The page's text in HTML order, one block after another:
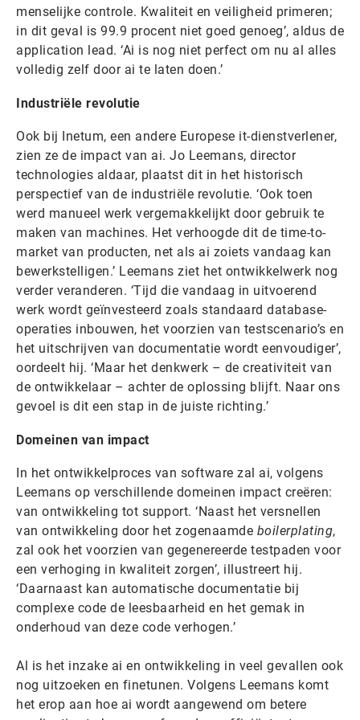
menselijke controle. Kwaliteit en veiligheid primeren;
in dit geval is 99.9 procent niet goed genoeg’, aldus de
application lead. ‘Ai is nog niet perfect om nu al alles
volledig zelf door ai te laten doen.’
Industriële revolutie
Ook bij Inetum, een andere Europese it-dienstverlener,
zien ze de impact van ai. Jo Leemans, director
technologies aldaar, plaatst dit in het historisch
perspectief van de industriële revolutie. ‘Ook toen
werd manueel werk vergemakkelijkt door gebruik te
maken van machines. Het verhoogde dit de time-to-
market van producten, net als ai zoiets vandaag kan
bewerkstelligen.’ Leemans ziet het ontwikkelwerk nog
verder veranderen. ‘Tijd die vandaag in uitvoerend
werk wordt geïnvesteerd zoals standaard database-
operaties inbouwen, het voorzien van testscenario’s en
het uitschrijven van documentatie wordt eenvoudiger’,
oordeelt hij. ‘Maar het denkwerk – de creativiteit van
de ontwikkelaar – achter de oplossing blijft. Naar ons
gevoel is dit een stap in de juiste richting.’
Domeinen van impact
In het ontwikkelproces van software zal ai, volgens
Leemans op verschillende domeinen impact creëren:
van ontwikkeling tot support. ‘Naast het versnellen
van ontwikkeling door het zogenaamde boilerplating,
zal ook het voorzien van gegenereerde testpaden voor
een verhoging in kwaliteit zorgen’, illustreert hij.
‘Daarnaast kan automatische documentatie bij
complexe code de leesbaarheid en het gemak in
onderhoud van deze code verhogen.’
Al is het inzake ai en ontwikkeling in veel gevallen ook
nog uitzoeken en finetunen. Volgens Leemans komt
het erop aan hoe ai wordt aangewend om betere